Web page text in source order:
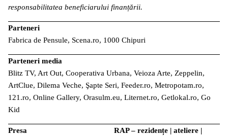
responsabilitatea beneficiarului finanțării.
Parteneri
Fabrica de Pensule, Scena.ro, 1000 Chipuri
Parteneri media
Blitz TV, Art Out, Cooperativa Urbana, Veioza Arte, Zeppelin,
ArtClue, Dilema Veche, Şapte Seri, Feeder.ro, Metropotam.ro,
121.ro, Online Gallery, Orasulm.eu, Liternet.ro, Getlokal.ro, Go
Kid
Presa
RAP – rezidențe | ateliere |